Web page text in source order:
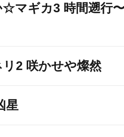
☆マギカ3 時間遡行
2 咲かせや燦然
星